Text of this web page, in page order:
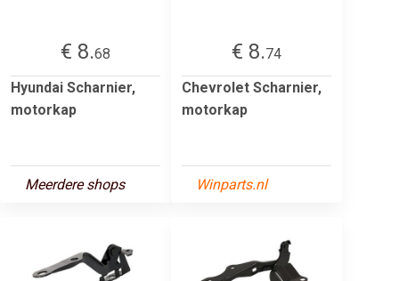
€ 8.68
Hyundai Scharnier,
motorkap
Meerdere shops
€ 8.74
Chevrolet Scharnier,
motorkap
Winparts.nl